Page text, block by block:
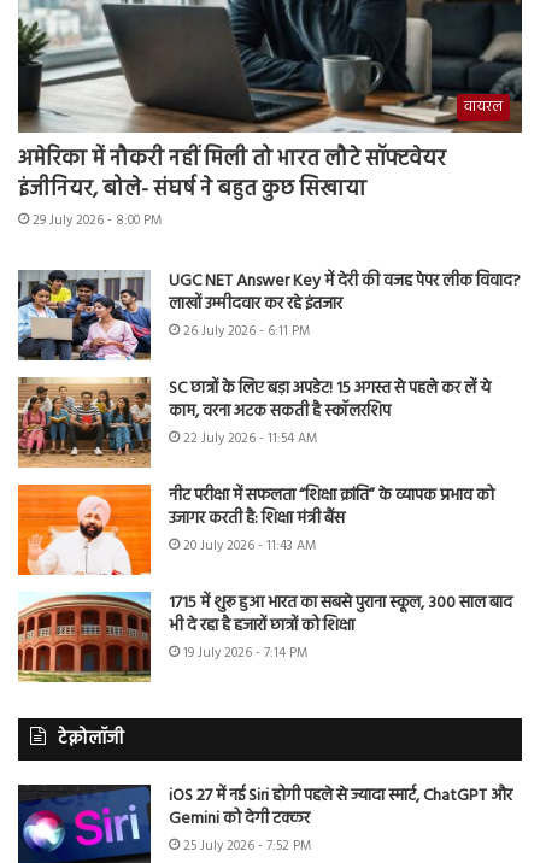
वायरल
अमेरिका में नौकरी नहीं मिली तो भारत लौटे सॉफ्टवेयर
इंजीनियर, बोले- संघर्ष ने बहुत कुछ सिखाया
29 July 2026 - 8:00 PM
UGC NET Answer Key में देरी की वजह पेपर लीक विवाद?
लाखों उम्मीदवार कर रहे इंतजार
26 July 2026 - 6:11 PM
SC छात्रों के लिए बड़ा अपडेट! 15 अगस्त से पहले कर लें ये
काम, वरना अटक सकती है स्कॉलरशिप
22 July 2026 - 11:54 AM
नीट परीक्षा में सफलता “शिक्षा क्रांति” के व्यापक प्रभाव को
उजागर करती है: शिक्षा मंत्री बैंस
20 July 2026 - 11:43 AM
1715 में शुरू हुआ भारत का सबसे पुराना स्कूल, 300 साल बाद
भी दे रहा है हजारों छात्रों को शिक्षा
19 July 2026 - 7:14 PM
टेक्नोलॉजी
iOS 27 में नई Siri होगी पहले से ज्यादा स्मार्ट, ChatGPT और
Gemini को देगी टक्कर
25 July 2026 - 7:52 PM